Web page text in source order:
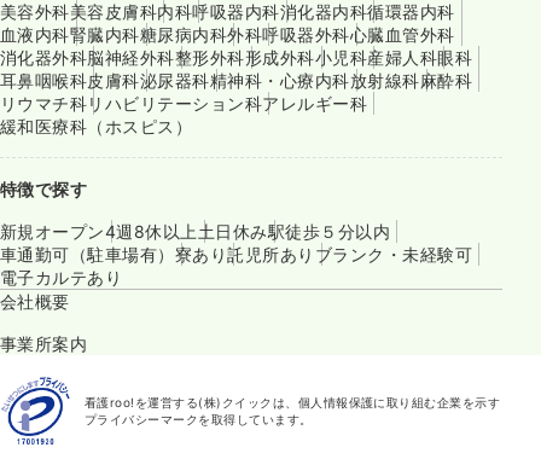
美容外科美容皮膚科内科呼吸器内科消化器内科循環器内科
血液内科腎臓内科糖尿病内科外科呼吸器外科心臓血管外科
消化器外科脳神経外科整形外科形成外科小児科産婦人科眼科
耳鼻咽喉科皮膚科泌尿器科精神科・心療内科放射線科麻酔科
リウマチ科リハビリテーション科アレルギー科
緩和医療科（ホスピス）
特徴で探す
新規オープン4週8休以上 土日休み駅徒歩５分以内
車通勤可（駐車場有） 寮あり託児所あり ブランク・未経験可
電子カルテあり
会社概要
事業所案内
看護roo!を運営する(株)クイックは、個人情報保護に取り組む企業を示す
プライバシーマークを取得しています。